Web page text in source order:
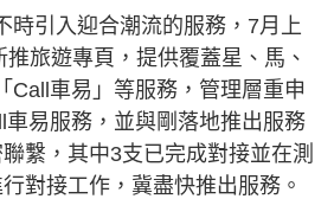
時引入迎合潮流的服務，7月上
旅遊專頁，提供覆蓋星、馬、
Call車易」等服務，管理層重申
易服務，並與剛落地推出服務
繫，其中3支已完成對接並在測
對接工作，冀盡快推出服務。